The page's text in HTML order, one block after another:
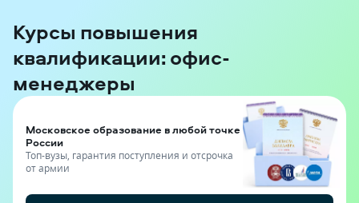
Курсы повышения
квалификации: офис-
менеджеры
Московское образование в любой точке
России
Топ-вузы, гарантия поступления и отсрочка
от армии